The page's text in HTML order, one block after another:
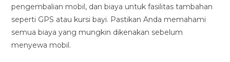
pengembalian mobil, dan biaya untuk fasilitas tambahan
seperti GPS atau kursi bayi. Pastikan Anda memahami
semua biaya yang mungkin dikenakan sebelum
menyewa mobil.